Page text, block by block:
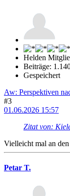
Helden
Beiträge:
Gespeichert
Aw: Perspektiven
#3
01.06.2026 15:57
Zitat von:
Vielleicht mal an
Petar T.